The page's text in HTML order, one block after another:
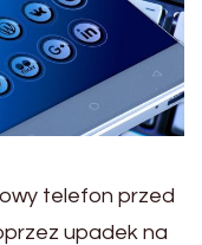
telefon przed
upadek na